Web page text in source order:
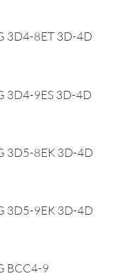
3D4-8ET 3D-4D
3D4-9ES 3D-4D
3D5-8EK 3D-4D
3D5-9EK 3D-4D
BCC4-9